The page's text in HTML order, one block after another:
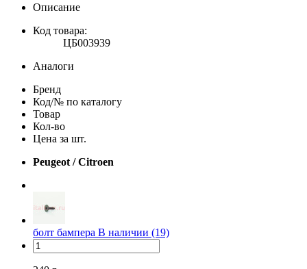
Описание
Код товара:
ЦБ003939
Аналоги
Бренд
Код/№ по каталогу
Товар
Кол-во
Цена за шт.
Peugeot / Citroen
болт бампера В наличии (19)